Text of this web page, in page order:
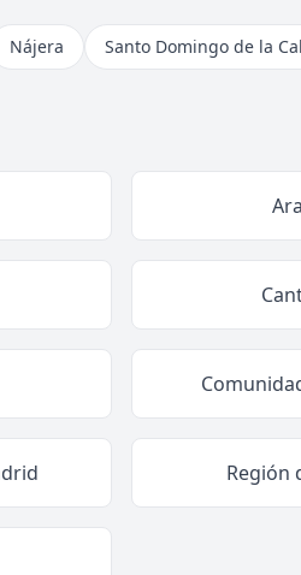
Nájera Santo Domingo de la
Región